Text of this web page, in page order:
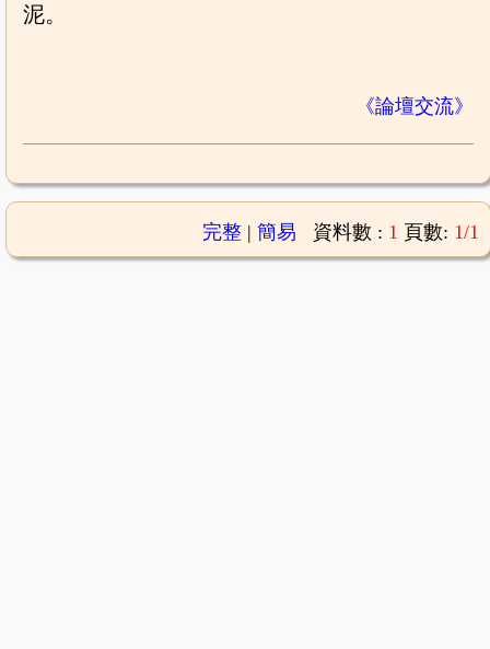
泥。
《論壇交流》
完整| 簡易 資料數 : 1 頁數: 1/1